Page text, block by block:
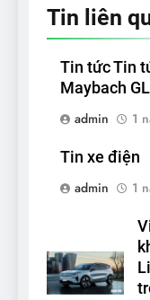
Tin liên
Tin tức Tin
Maybach
admin
1
Tin xe điện
admin
1